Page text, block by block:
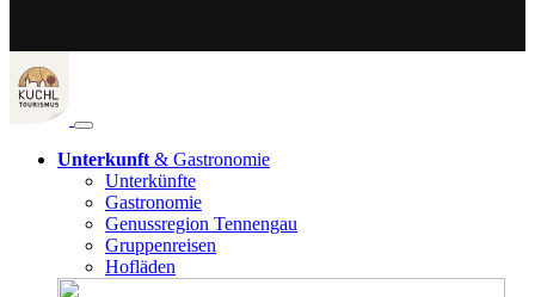
Unterkunft& Gastronomie
Unterkünfte
Gastronomie
Genussregion Tennengau
Gruppenreisen
Hofläden